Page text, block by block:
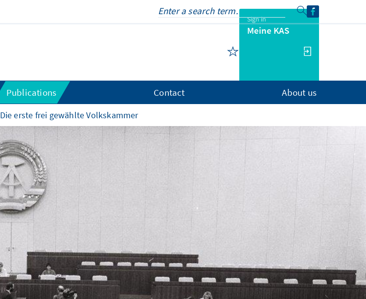
Sign in
Meine KAS
Publications Contact About us
Die erste frei gewählte Volkskammer